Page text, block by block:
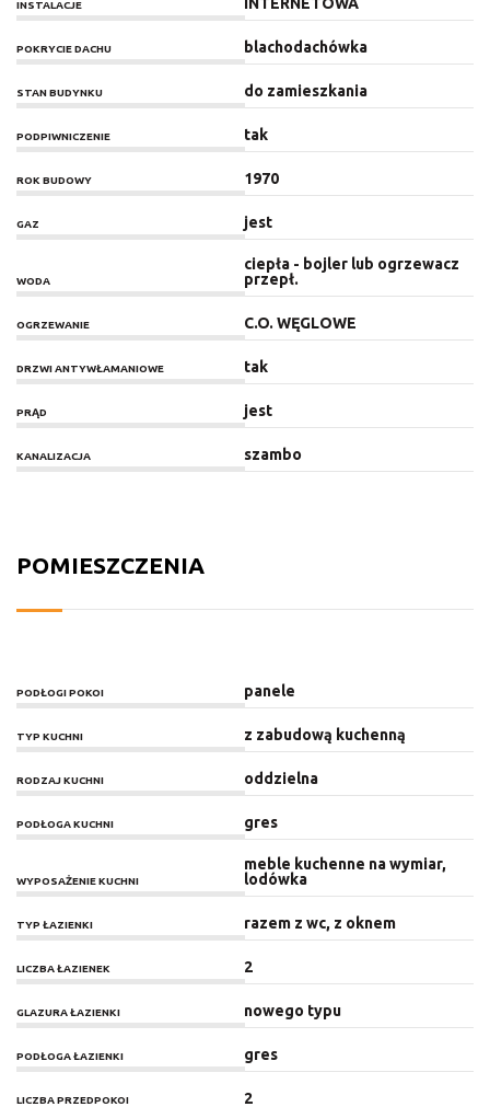
INSTALACJE
INTERNETOWA
POKRYCIE DACHU blachodachówka
STAN BUDYNKU do zamieszkania
PODPIWNICZENIE tak
ROK BUDOWY 1970
GAZ jest
WODA
ciepła - bojler lub ogrzewacz
przepł.
OGRZEWANIE C.O. WĘGLOWE
DRZWI ANTYWŁAMANIOWE tak
PRĄD jest
KANALIZACJA szambo
POMIESZCZENIA
PODŁOGI POKOI panele
TYP KUCHNI z zabudową kuchenną
RODZAJ KUCHNI oddzielna
PODŁOGA KUCHNI gres
WYPOSAŻENIE KUCHNI
meble kuchenne na wymiar,
lodówka
TYP ŁAZIENKI razem z wc, z oknem
LICZBA ŁAZIENEK 2
GLAZURA ŁAZIENKI nowego typu
PODŁOGA ŁAZIENKI gres
LICZBA PRZEDPOKOI 2